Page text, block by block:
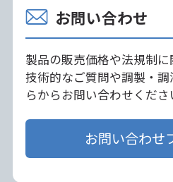
お問い合わせ
製品の販売価格や法規制に
技術的なご質問や調製・
らからお問い合わせくださ
お問い合わせ